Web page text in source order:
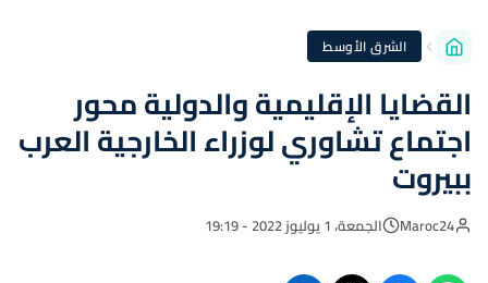
الشرق الأوسط
القضايا الإقليمية والدولية محور
اجتماع تشاوري لوزراء الخارجية العرب
ببيروت
Maroc24 الجمعة، 1 يوليوز 2022 - 19:19